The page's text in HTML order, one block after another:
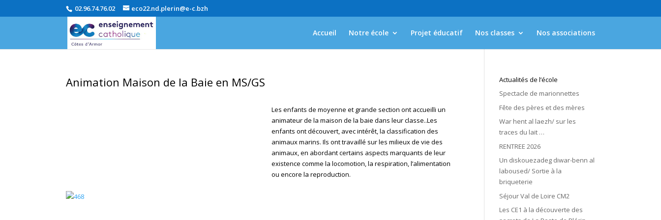
02.96.74.76.02 eco22.nd.plerin@e-c.bzh
Accueil Notre école Projet éducatif Nos classes Nos associations
Animation Maison de la Baie en MS/GS
Les enfants de moyenne et grande section ont accueilli un
animateur de la maison de la baie dans leur classe..Les
enfants ont découvert, avec intérêt, la classification des
animaux marins. Ils ont travaillé sur les milieux de vie des
animaux, en abordant certains aspects marquants de leur
existence comme la locomotion, la respiration, l’alimentation
ou encore la reproduction.
Actualités de l’école
Spectacle de marionnettes
Fête des pères et des mères
War hent al laezh/ sur les
traces du lait …
RENTREE 2026
Un diskouezadeg diwar-benn al
laboused/ Sortie à la
briqueterie
Séjour Val de Loire CM2
Les CE1 à la découverte des